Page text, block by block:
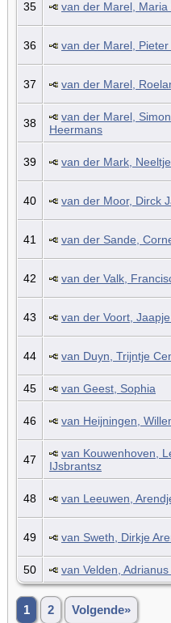
35 van der Marel, Maria
36 van der Marel,
37 van der Marel,
38
van der Marel,
Heermans
39 van der Mark,
40 van der Moor, Dirck
41 van der Sande,
42 van der Valk,
43 van der Voort,
44 van Duyn, Trijntje
45 van Geest, Sophia
46 van Heijningen,
47
van Kouwenhoven,
IJsbrantsz
48 van Leeuwen,
49 van Sweth, Dirkje
50 van Velden,
1 2 Volgende»